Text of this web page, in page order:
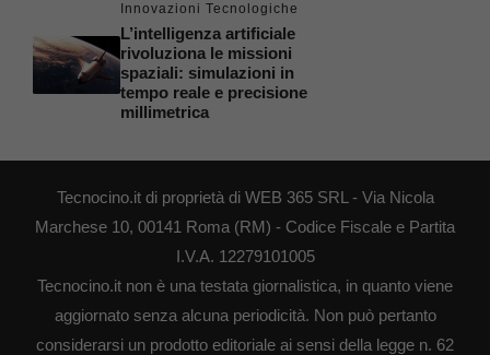
Innovazioni Tecnologiche
L’intelligenza artificiale
rivoluziona le missioni
spaziali: simulazioni in
tempo reale e precisione
millimetrica
Tecnocino.it di proprietà di WEB 365 SRL - Via Nicola
Marchese 10, 00141 Roma (RM) - Codice Fiscale e Partita
I.V.A. 12279101005
Tecnocino.it non è una testata giornalistica, in quanto viene
aggiornato senza alcuna periodicità. Non può pertanto
considerarsi un prodotto editoriale ai sensi della legge n. 62